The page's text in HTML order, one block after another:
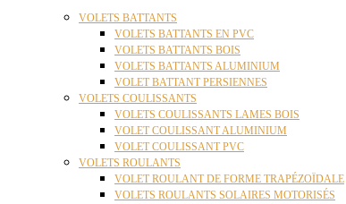
VOLETS BATTANTS
VOLETS BATTANTS EN PVC
VOLETS BATTANTS BOIS
VOLETS BATTANTS ALUMINIUM
VOLET BATTANT PERSIENNES
VOLETS COULISSANTS
VOLETS COULISSANTS LAMES BOIS
VOLET COULISSANT ALUMINIUM
VOLET COULISSANT PVC
VOLETS ROULANTS
VOLET ROULANT DE FORME TRAPÉZOÏDALE
VOLETS ROULANTS SOLAIRES MOTORISÉS